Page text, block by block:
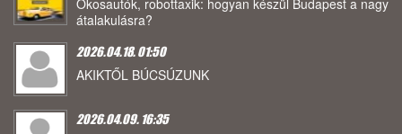
Okosautók, robottaxik: hogyan készül Budapest a nagy
átalakulásra?
2026.04.18. 01:50
AKIKTŐL BÚCSÚZUNK
2026.04.09. 16:35